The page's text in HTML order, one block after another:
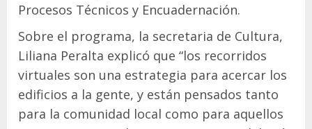
Procesos Técnicos y Encuadernación.
Sobre el programa, la secretaria de Cultura,
Liliana Peralta explicó que “los recorridos
virtuales son una estrategia para acercar los
edificios a la gente, y están pensados tanto
para la comunidad local como para aquellos